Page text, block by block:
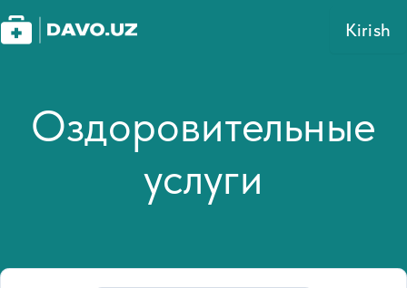
Kirish
Оздоровительные
услуги